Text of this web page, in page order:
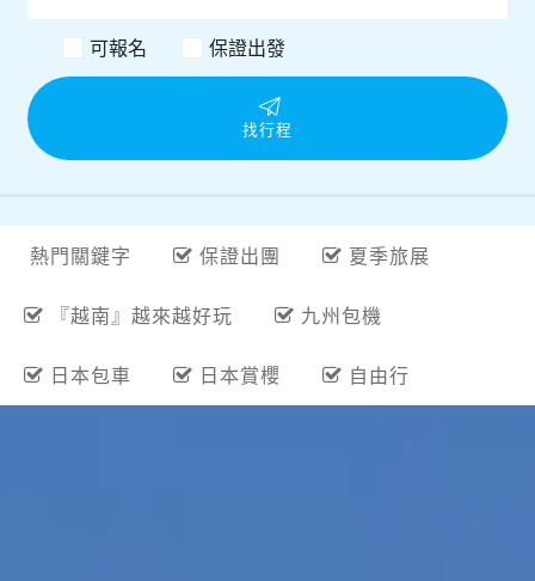
可報名 保證出發
找行程
熱門關鍵字 保證出團 夏季旅展
『越南』越來越好玩 九州包機
日本包車 日本賞櫻 自由行